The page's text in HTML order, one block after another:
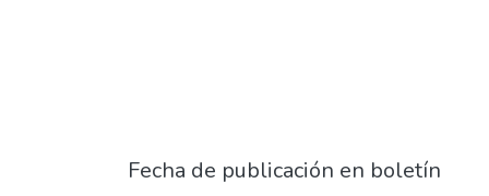
Fecha de publicación en boletín